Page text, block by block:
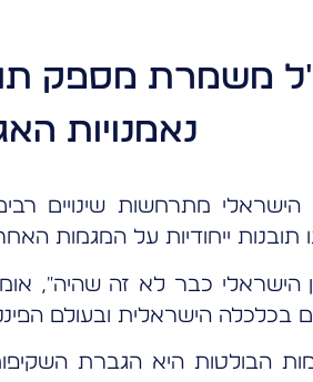
משמרת מספק
נאמנויות
הישראלי מתרחשות שינויים
ייחודיות על המגמות
הישראלי כבר לא זה שהיה",
הישראלית ובעולם
הבולטות היא הגברת